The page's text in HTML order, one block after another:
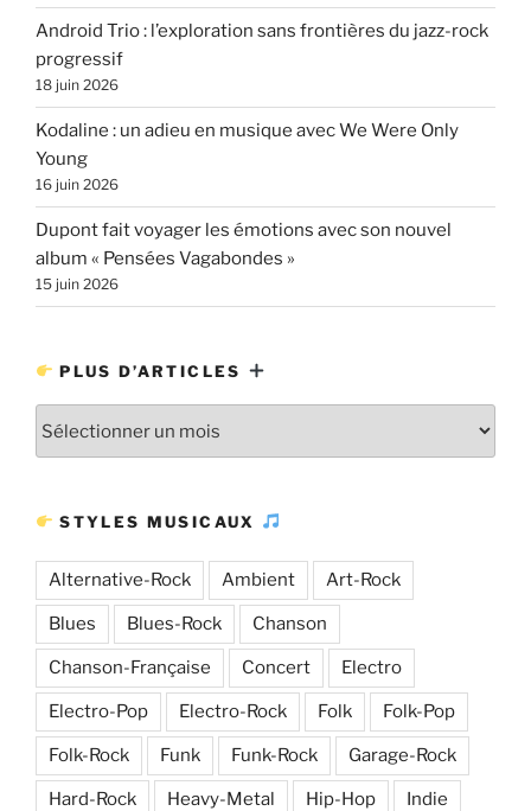
Android Trio : l’exploration sans frontières du jazz-rock
progressif
18 juin 2026
Kodaline : un adieu en musique avec We Were Only
Young
16 juin 2026
Dupont fait voyager les émotions avec son nouvel
album « Pensées Vagabondes »
15 juin 2026
PLUS D’ARTICLES
STYLES MUSICAUX
Alternative-Rock Ambient Art-Rock
Blues Blues-Rock Chanson
Chanson-Française Concert Electro
Electro-Pop Electro-Rock Folk Folk-Pop
Folk-Rock Funk Funk-Rock Garage-Rock
Hard-Rock Heavy-Metal Hip-Hop Indie